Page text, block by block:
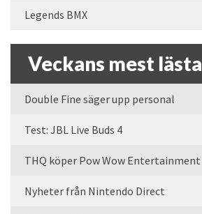
Legends BMX
Veckans mest lästa
Double Fine säger upp personal
Test: JBL Live Buds 4
THQ köper Pow Wow Entertainment
Nyheter från Nintendo Direct